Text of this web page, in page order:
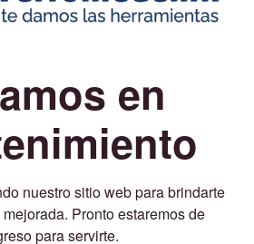
en
nuestro sitio web para brindarte
Pronto estaremos de
para servirte.